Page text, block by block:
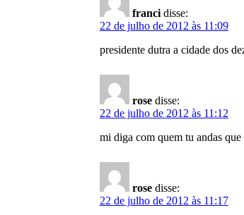
franci disse:
22 de julho de 2012 às 11:09
presidente dutra a cidade dos
rose disse:
22 de julho de 2012 às 11:12
mi diga com quem tu andas
rose disse:
22 de julho de 2012 às 11:17